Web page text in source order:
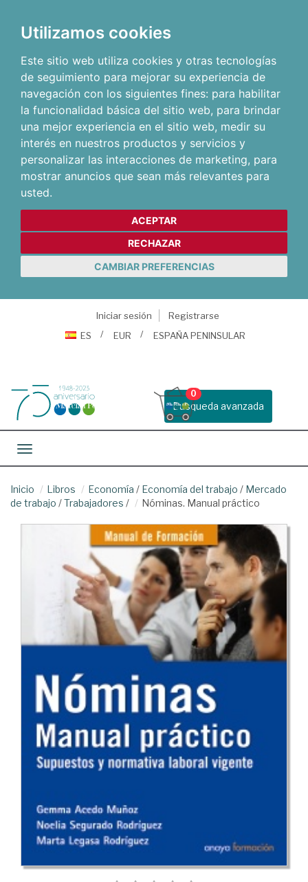
Utilizamos cookies
Este sitio web utiliza cookies y otras tecnologías
de seguimiento para mejorar su experiencia de
navegación con los siguientes fines: para habilitar
la funcionalidad básica del sitio web, para brindar
una mejor experiencia en el sitio web, medir su
interés en nuestros productos y servicios y
personalizar las interacciones de marketing, para
mostrar anuncios que sean más relevantes para
usted.
ACEPTAR
RECHAZAR
CAMBIAR PREFERENCIAS
Iniciar sesión
Registrarse
ES
EUR ESPAÑA PENINSULAR
Busqueda avanzada
0
Toggle navigation
Inicio Libros Economía / Economía del trabajo / Mercado
de trabajo /Trabajadores / Nóminas. Manual práctico